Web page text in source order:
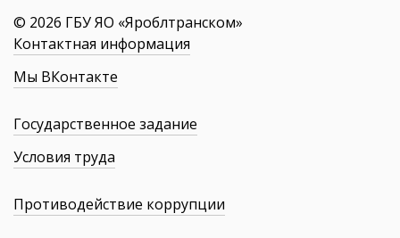
© 2026 ГБУ ЯО «Яроблтранском»
Контактная информация
Мы ВКонтакте
Государственное задание
Условия труда
Противодействие коррупции